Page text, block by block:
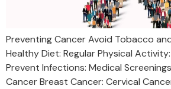
Preventing Cancer Avoid Tobacco
Healthy Diet: Regular Physical
Prevent Infections: Medical
Cancer Breast Cancer: Cervical